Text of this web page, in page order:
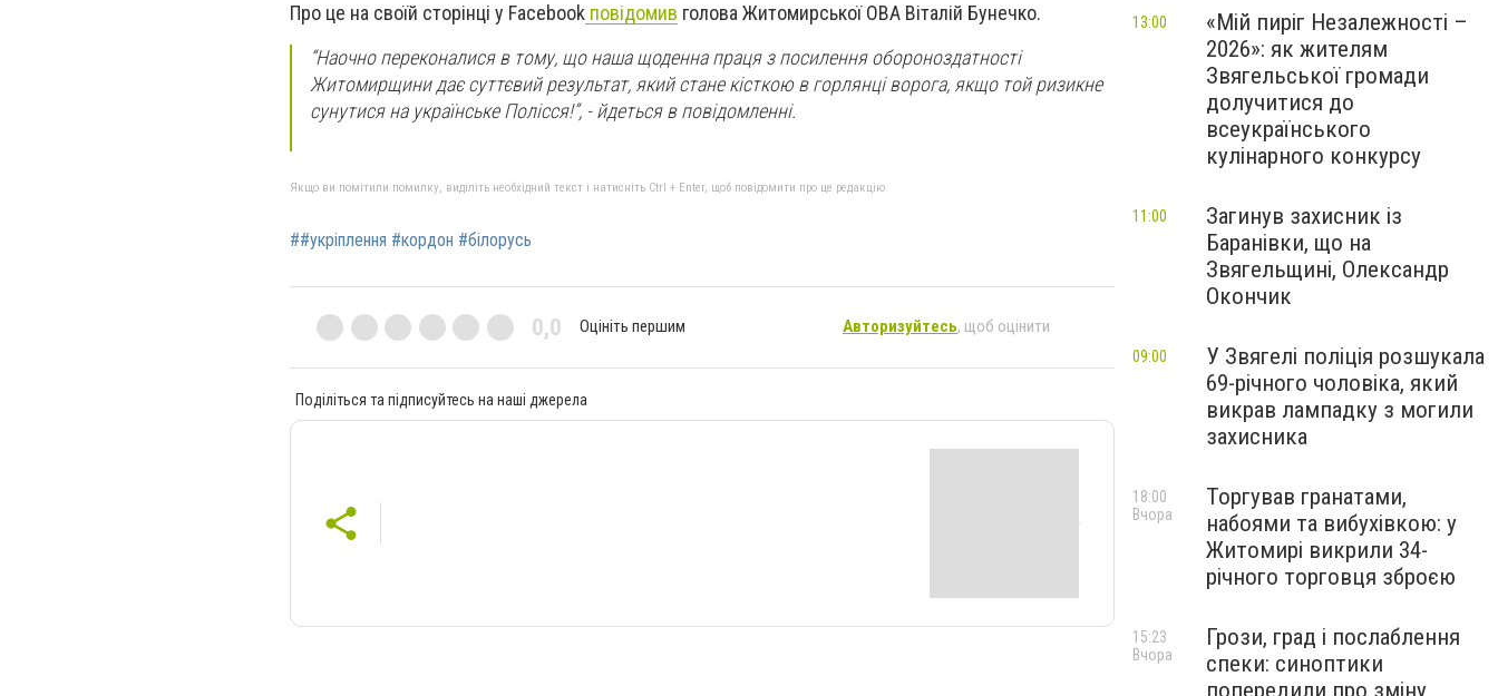
Про це на своїй сторінці у Facebook повідомив голова Житомирської ОВА Віталій Бунечко.
“Наочно переконалися в тому, що наша щоденна праця з посилення обороноздатності
Житомирщини дає суттєвий результат, який стане кісткою в горлянці ворога, якщо той ризикне
сунутися на українське Полісся!”, - йдеться в повідомленні.
Якщо ви помітили помилку, виділіть необхідний текст і натисніть Ctrl + Enter, щоб повідомити про це редакцію
##укріплення #кордон #білорусь
0,0 Оцініть першим Авторизуйтесь, щоб оцінити
Поділіться та підписуйтесь на наші джерела
«Мій пиріг Незалежності –
2026»: як жителям
Звягельської громади
долучитися до
всеукраїнського
кулінарного конкурсу
13:00
Загинув захисник із
Баранівки, що на
Звягельщині, Олександр
Окончик
11:00
У Звягелі поліція розшукала
69-річного чоловіка, який
викрав лампадку з могили
захисника
09:00
Торгував гранатами,
набоями та вибухівкою: у
Житомирі викрили 34-
річного торговця зброєю
18:00
Вчора
Грози, град і послаблення
спеки: синоптики
попередили про зміну
15:23
Вчора